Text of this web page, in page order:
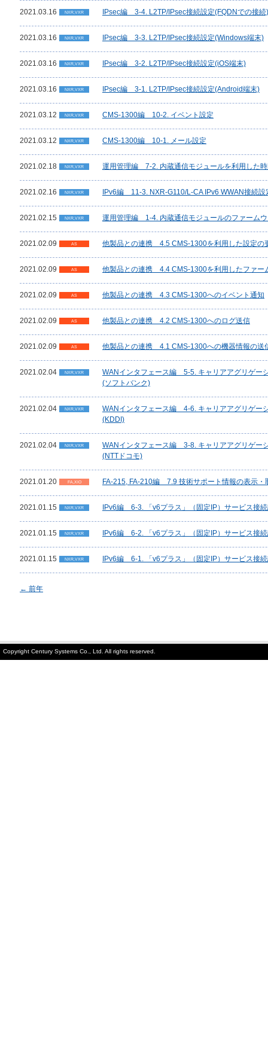
2021.03.16 NXR,VXR IPsec編 3-4. L2TP/IPsec接続設定(FQDNでの接続)
2021.03.16 NXR,VXR IPsec編 3-3. L2TP/IPsec接続設定(Windows端末)
2021.03.16 NXR,VXR IPsec編 3-2. L2TP/IPsec接続設定(iOS端末)
2021.03.16 NXR,VXR IPsec編 3-1. L2TP/IPsec接続設定(Android端末)
2021.03.12 NXR,VXR CMS-1300編 10-2. イベント設定
2021.03.12 NXR,VXR CMS-1300編 10-1. メール設定
2021.02.18 NXR,VXR 運用管理編 7-2. 内蔵通信モジュールを利用した
2021.02.16 NXR,VXR IPv6編 11-3. NXR-G110/L-CA IPv6 WWAN接続設
2021.02.15 NXR,VXR 運用管理編 1-4. 内蔵通信モジュールのファーム
2021.02.09 AS 他製品との連携 4.5 CMS-1300を利用した設定の
2021.02.09 AS 他製品との連携 4.4 CMS-1300を利用したファー
2021.02.09 AS 他製品との連携 4.3 CMS-1300へのイベント通知
2021.02.09 AS 他製品との連携 4.2 CMS-1300へのログ送信
2021.02.09 AS 他製品との連携 4.1 CMS-1300への機器情報の送
2021.02.04 NXR,VXR
WANインタフェース編 5-5. キャリアアグリゲー
(ソフトバンク)
2021.02.04 NXR,VXR
WANインタフェース編 4-6. キャリアアグリゲー
(KDDI)
2021.02.04 NXR,VXR
WANインタフェース編 3-8. キャリアアグリゲー
(NTTドコモ)
2021.01.20 FA,XIO FA-215, FA-210編 7.9 技術サポート情報の表示・
2021.01.15 NXR,VXR IPv6編 6-3. 「v6プラス」（固定IP）サービス接
2021.01.15 NXR,VXR IPv6編 6-2. 「v6プラス」（固定IP）サービス接
2021.01.15 NXR,VXR IPv6編 6-1. 「v6プラス」（固定IP）サービス接
← 前年
Copyright Century Systems Co., Ltd. All rights reserved.